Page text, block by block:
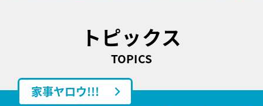
トピックス
TOPICS
家事ヤロウ!!!